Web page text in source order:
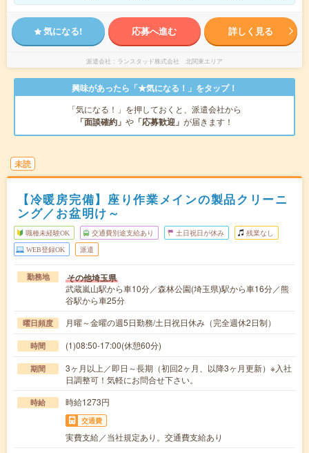
気になる! 応募へ進む 詳しく見る
派遣会社 ランスタッド株式会社 北関東エリア
興味があったら「★気になる！」をタップ！
「気になる！」を押しておくと、派遣会社から
「面談確約」 や 「応募歓迎」 が届きます！
未読
【冷暖房完備】座り作業メインの製品クリーニ
ング／お盆明け～
職種未経験OK 交通費別途支給あり 土日祝日が休み 残業なし
WEB登録OK 派遣
勤務地 その他埼玉県
武蔵嵐山駅から車10分／森林公園(埼玉県)駅から車16分／熊
谷駅から車25分
曜日頻度 月曜～金曜の週5日勤務/土日祝日休み（完全週休2日制）
時間 (1)08:50-17:00(休憩60分)
期間
3ヶ月以上／即日～長期（初回2ヶ月、以降3ヶ月更新）※入社
日調整可！気軽にお問合せ下さい。
時給 時給1273円
交通費
実費支給／当社規定あり。交通費支給あり